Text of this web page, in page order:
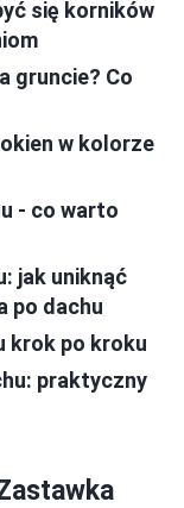
się korników
gruncie? Co
w kolorze
- co warto
jak uniknąć
po dachu
krok po kroku
praktyczny